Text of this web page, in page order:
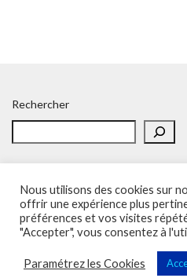
Rechercher
Accueil Politique de
SOS – Demande d’aide
Sup'Recherche - UNSA 2023
Nous utilisons des cookies sur
offrir une expérience plus
préférences et vos visites
"Accepter", vous consentez à
Paramétrez les Cookies